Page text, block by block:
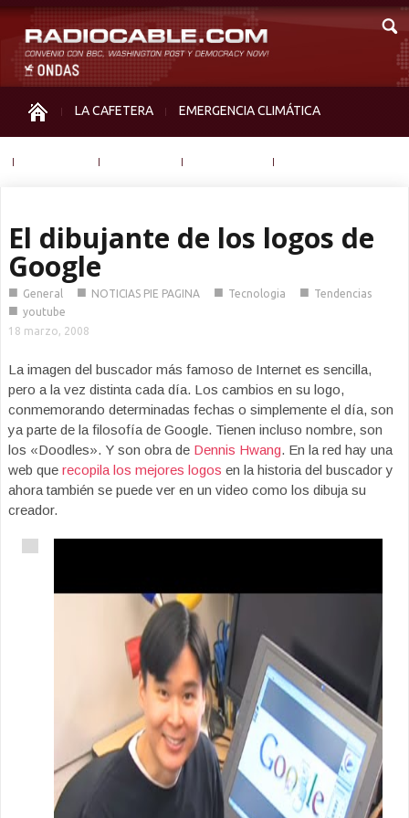
LA CAFETERA EMERGENCIA CLIMÁTICA
El dibujante de los logos de
Google
■ General ■ NOTICIAS PIE PAGINA ■ Tecnologia ■ Tendencias
■ youtube
18 marzo, 2008
La imagen del buscador más famoso de Internet es sencilla,
pero a la vez distinta cada día. Los cambios en su logo,
conmemorando determinadas fechas o simplemente el día, son
ya parte de la filosofía de Google. Tienen incluso nombre, son
los «Doodles». Y son obra de Dennis Hwang. En la red hay una
web que recopila los mejores logos en la historia del buscador y
ahora también se puede ver en un video como los dibuja su
creador.